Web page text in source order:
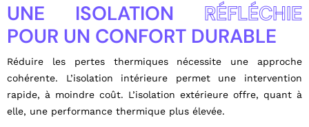
UNE ISOLATION RÉFLÉCHIE
POUR UN CONFORT DURABLE
Réduire les pertes thermiques nécessite une approche
cohérente. L’isolation intérieure permet une intervention
rapide, à moindre coût. L’isolation extérieure offre, quant à
elle, une performance thermique plus élevée.